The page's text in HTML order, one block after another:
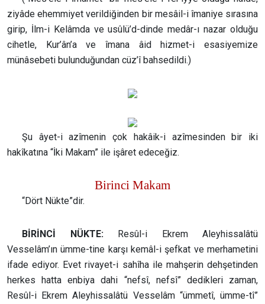
ziyâde ehemmiyet verildiğinden bir mesâil-i îmaniye sırasına
girip, İlm-i Kelâmda ve usûlü’d-dinde medâr-ı nazar olduğu
cihetle, Kur’ân’a ve îmana âid hizmet-i esasiyemize
münâsebeti bulunduğundan cüz’î bahsedildi.)
Şu âyet-i azîmenin çok hakâik-i azîmesinden bir iki
hakîkatına “İki Makam” ile işâret edeceğiz.
Birinci Makam
“Dört Nükte”dir.
BİRİNCİ NÜKTE: Resûl-i Ekrem Aleyhissalâtü
Vesselâm’ın ümme-tine karşı kemâl-i şefkat ve merhametini
ifade ediyor. Evet rivayet-i sahîha ile mahşerin dehşetinden
herkes hatta enbiya dahi “nefsî, nefsî” dedikleri zaman,
Resûl-i Ekrem Aleyhissalâtü Vesselâm “ümmetî, ümme-tî”